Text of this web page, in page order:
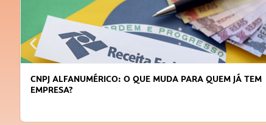
CNPJ ALFANUMÉRICO: O QUE MUDA PARA QUEM JÁ TEM
EMPRESA?